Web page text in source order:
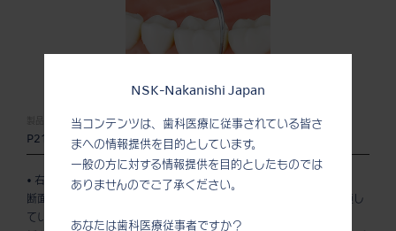
NSK-Nakanishi Japan
当コンテンツは、歯科医療に従事されている皆さ
まへの情報提供を目的としています。
一般の方に対する情報提供を目的としたものでは
ありませんのでご了承ください。
あなたは歯科医療従事者ですか？
P21R
製品番号:
Z217422
• 右湾曲タイプ
断面が丸く歯面にキズが付きにくいのでメインテナンスや仕上げに適し
ています。